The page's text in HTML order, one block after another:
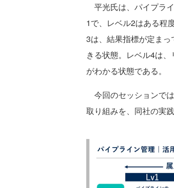
平光氏は、パイプラ
1で、レベル2はある程
3は、結果指標が定ま
きる状態。レベル4は
がわかる状態である。
今回のセッションで
取り組みを、同社の実